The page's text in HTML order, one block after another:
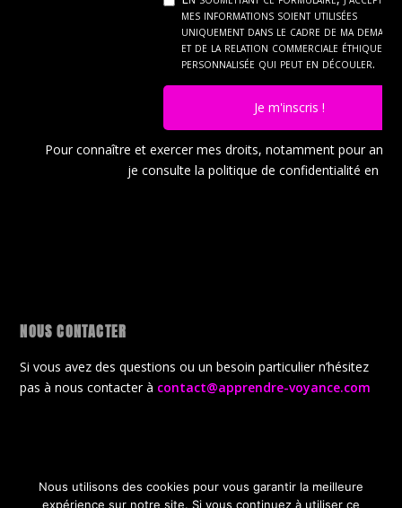
mes informations soient utilisées
uniquement dans le cadre de ma
et de la relation commerciale éthique et
personnalisée qui peut en découler.
Je m'inscris !
Pour connaître et exercer mes droits, notamment pour
je consulte la politique de confidentialité en
NOUS CONTACTER
Si vous avez des questions ou un besoin particulier n’hésitez
pas à nous contacter à contact@apprendre-voyance.com
Conçu parElegant Themes| Propulsé par WordPress
Nous utilisons des cookies pour vous garantir la meilleure
expérience sur notre site. Si vous continuez à utiliser ce